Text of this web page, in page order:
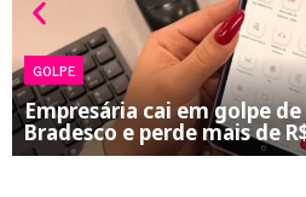
GOLPE
Empresária cai em golpe
Bradesco e perde mais de